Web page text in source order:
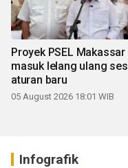
Proyek PSEL Makassar
masuk lelang ulang
aturan baru
05 August 2026 18:01 WIB
Infografik